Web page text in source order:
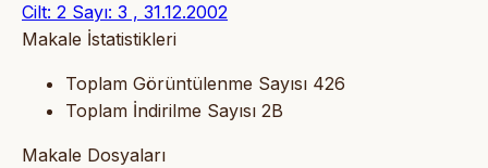
Cilt: 2 Sayı: 3 , 31.12.2002
Makale İstatistikleri
Toplam Görüntülenme Sayısı 426
Toplam İndirilme Sayısı 2B
Makale Dosyaları